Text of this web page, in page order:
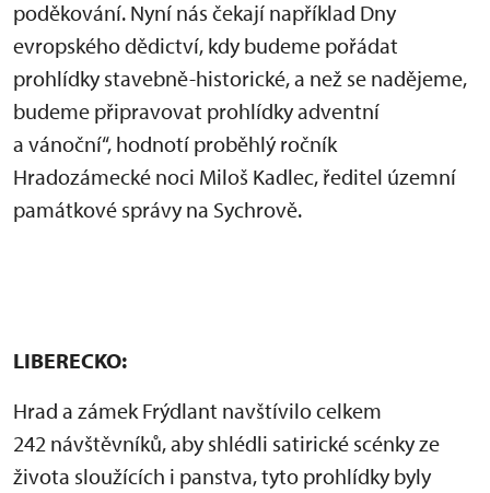
poděkování. Nyní nás čekají například Dny
evropského dědictví, kdy budeme pořádat
prohlídky stavebně-historické, a než se nadějeme,
budeme připravovat prohlídky adventní
a vánoční“, hodnotí proběhlý ročník
Hradozámecké noci Miloš Kadlec, ředitel územní
památkové správy na Sychrově.
LIBERECKO:
Hrad a zámek Frýdlant navštívilo celkem
242 návštěvníků, aby shlédli satirické scénky ze
života sloužících i panstva, tyto prohlídky byly